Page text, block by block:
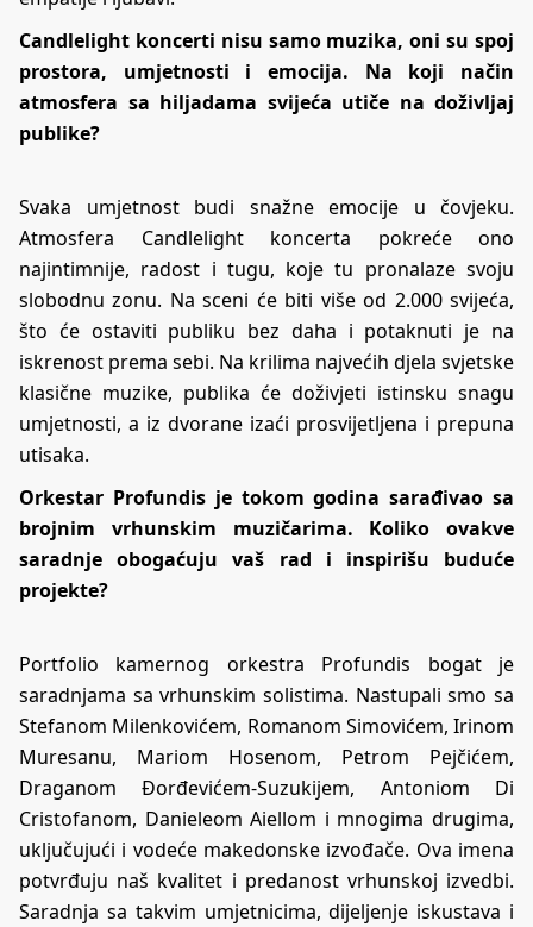
Candlelight koncerti nisu samo muzika, oni su spoj
prostora, umjetnosti i emocija. Na koji način
atmosfera sa hiljadama svijeća utiče na doživljaj
publike?
Svaka umjetnost budi snažne emocije u čovjeku.
Atmosfera Candlelight koncerta pokreće ono
najintimnije, radost i tugu, koje tu pronalaze svoju
slobodnu zonu. Na sceni će biti više od 2.000 svijeća,
što će ostaviti publiku bez daha i potaknuti je na
iskrenost prema sebi. Na krilima najvećih djela svjetske
klasične muzike, publika će doživjeti istinsku snagu
umjetnosti, a iz dvorane izaći prosvijetljena i prepuna
utisaka.
Orkestar Profundis je tokom godina sarađivao sa
brojnim vrhunskim muzičarima. Koliko ovakve
saradnje obogaćuju vaš rad i inspirišu buduće
projekte?
Portfolio kamernog orkestra Profundis bogat je
saradnjama sa vrhunskim solistima. Nastupali smo sa
Stefanom Milenkovićem, Romanom Simovićem, Irinom
Muresanu, Mariom Hosenom, Petrom Pejčićem,
Draganom Đorđevićem-Suzukijem, Antoniom Di
Cristofanom, Danieleom Aiellom i mnogima drugima,
uključujući i vodeće makedonske izvođače. Ova imena
potvrđuju naš kvalitet i predanost vrhunskoj izvedbi.
Saradnja sa takvim umjetnicima, dijeljenje iskustava i